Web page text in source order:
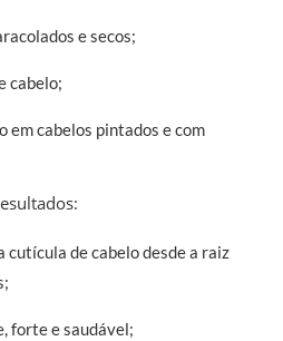
e secos;
cabelo;
em cabelos pintados e com
cutícula de cabelo desde a raiz
forte e saudável;